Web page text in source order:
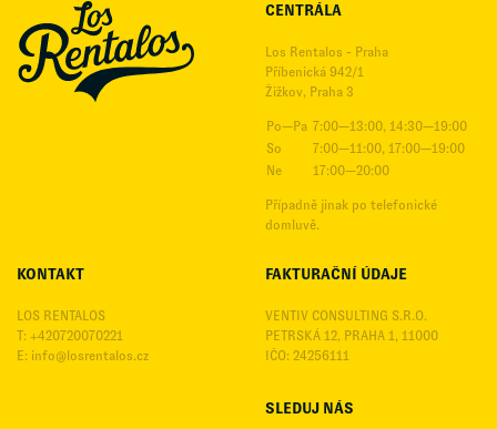
CENTRÁLA
Los Rentalos - Praha
Příbenická 942/1
Žižkov, Praha 3
Po—Pa 7:00—13:00, 14:30—19:00
So
7:00—11:00, 17:00—19:00
Ne
17:00—20:00
Případně jinak po telefonické
domluvě.
KONTAKT
LOS RENTALOS
T: +420720070221
E: info@losrentalos.cz
FAKTURAČNÍ ÚDAJE
VENTIV CONSULTING S.R.O.
PETRSKÁ 12, PRAHA 1, 11000
IČO: 24256111
SLEDUJ NÁS